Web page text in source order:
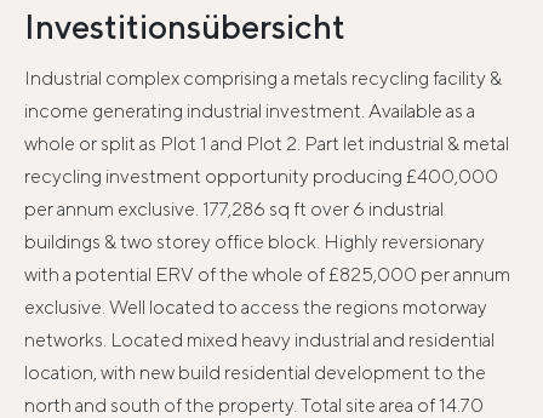
Investitionsübersicht
Industrial complex comprising a metals recycling facility &
income generating industrial investment. Available as a
whole or split as Plot 1 and Plot 2. Part let industrial & metal
recycling investment opportunity producing £400,000
per annum exclusive. 177,286 sq ft over 6 industrial
buildings & two storey office block. Highly reversionary
with a potential ERV of the whole of £825,000 per annum
exclusive. Well located to access the regions motorway
networks. Located mixed heavy industrial and residential
location, with new build residential development to the
north and south of the property. Total site area of 14.70